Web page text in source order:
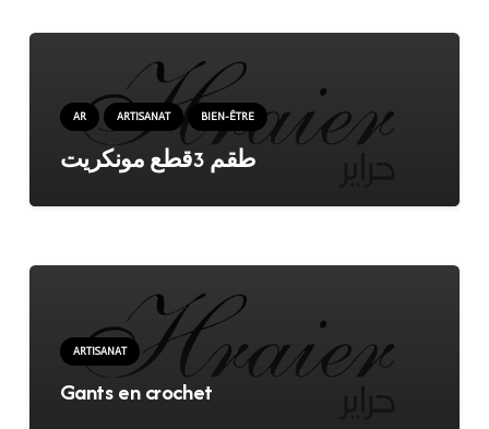
AR ARTISANAT BIEN-ÊTRE
طقم 3قطع مونكريت
ARTISANAT
Gants en crochet